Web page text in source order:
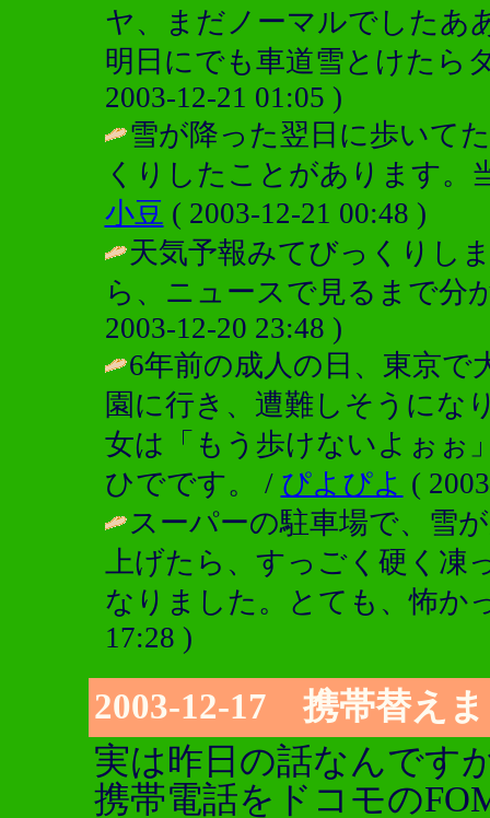
ヤ、まだノーマルでした
明日にでも車道雪とけたら
2003-12-21 01:05 )
雪が降った翌日に歩いて
くりしたことがあります。
小豆 ( 2003-12-21 00:48 )
天気予報みてびっくりし
ら、ニュースで見るまで
2003-12-20 23:48 )
6年前の成人の日、東京で
園に行き、遭難しそうにな
女は「もう歩けないよぉぉ
ひでです。 / ぴよぴよ (
スーパーの駐車場で、雪
上げたら、すっごく硬く
なりました。とても、怖か
17:28 )
2003-12-17 携帯替え
実は昨日の話なんです
携帯電話をドコモの